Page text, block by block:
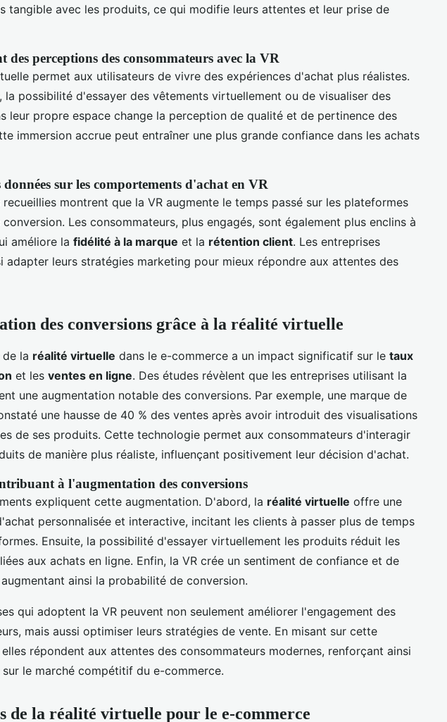
tangible avec les produits, ce qui modifie leurs attentes et leur prise de
des perceptions des consommateurs avec la VR
permet aux utilisateurs de vivre des expériences d'achat plus réalistes.
la possibilité d'essayer des vêtements virtuellement ou de visualiser des
leur propre espace change la perception de qualité et de pertinence des
immersion accrue peut entraîner une plus grande confiance dans les achats
données sur les comportements d'achat en VR
recueillies montrent que la VR augmente le temps passé sur les plateformes
Les consommateurs, plus engagés, sont également plus enclins à
améliore la fidélité à la marque et la rétention client. Les entreprises
adapter leurs stratégies marketing pour mieux répondre aux attentes des
des conversions grâce à la réalité virtuelle
la réalité virtuelle dans le e-commerce a un impact significatif sur le taux
et les ventes en ligne. Des études révèlent que les entreprises utilisant la
une augmentation notable des conversions. Par exemple, une marque de
une hausse de 40 % des ventes après avoir introduit des visualisations
de ses produits. Cette technologie permet aux consommateurs d'interagir
de manière plus réaliste, influençant positivement leur décision d'achat.
à l'augmentation des conversions
expliquent cette augmentation. D'abord, la réalité virtuelle offre une
personnalisée et interactive, incitant les clients à passer plus de temps
Ensuite, la possibilité d'essayer virtuellement les produits réduit les
aux achats en ligne. Enfin, la VR crée un sentiment de confiance et de
ainsi la probabilité de conversion.
qui adoptent la VR peuvent non seulement améliorer l'engagement des
mais aussi optimiser leurs stratégies de vente. En misant sur cette
répondent aux attentes des consommateurs modernes, renforçant ainsi
le marché compétitif du e-commerce.
de la réalité virtuelle pour le e-commerce